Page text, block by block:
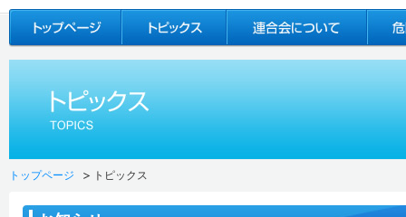
トップページ トピックス